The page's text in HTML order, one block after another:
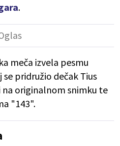
.
meča izvela pesmu
se pridružio dečak Tius
na originalnom snimku te
"143".